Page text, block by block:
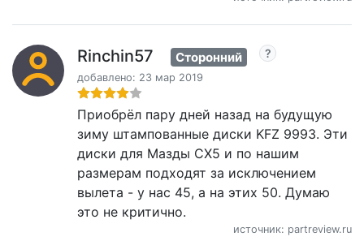
Rinchin57 Сторонний
добавлено: 23 мар 2019
Приобрёл пару дней назад на будущую
зиму штампованные диски KFZ 9993. Эти
диски для Мазды СХ5 и по нашим
размерам подходят за исключением
вылета - у нас 45, а на этих 50. Думаю
это не критично.
источник: partreview.ru